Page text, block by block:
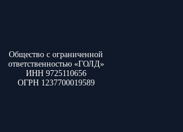
Общество с ограниченной
ответственностью «ГОЛД»
ИНН 9725110656
ОГРН 1237700019589